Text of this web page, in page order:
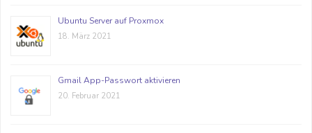
Ubuntu Server auf Proxmox
18. März 2021
Gmail App-Passwort aktivieren
20. Februar 2021